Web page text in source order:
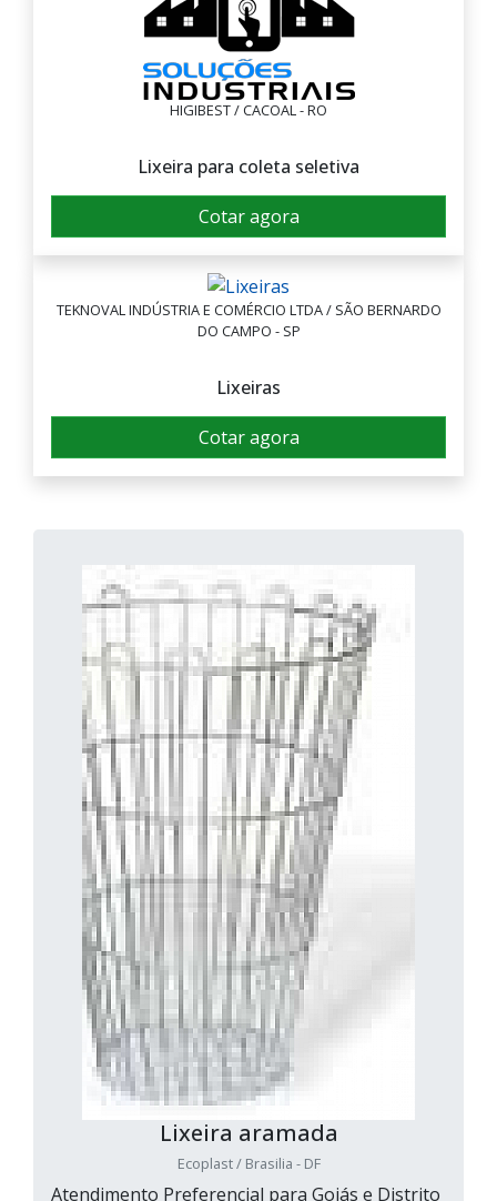
HIGIBEST / CACOAL - RO
Lixeira para coleta seletiva
Cotar agora
TEKNOVAL INDÚSTRIA E COMÉRCIO LTDA / SÃO BERNARDO
DO CAMPO - SP
Lixeiras
Cotar agora
Lixeira aramada
Ecoplast / Brasilia - DF
Atendimento Preferencial para Goiás e Distrito